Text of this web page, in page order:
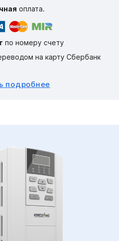
оплата.
по номеру счету
на карту Сбербанк
подробнее